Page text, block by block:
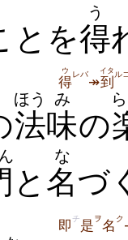
とを得
う
得
ウ レバ↠到
イタル
法
ほう
味
み
の
と 名
な
づ
即 チ是ヲ名 ク